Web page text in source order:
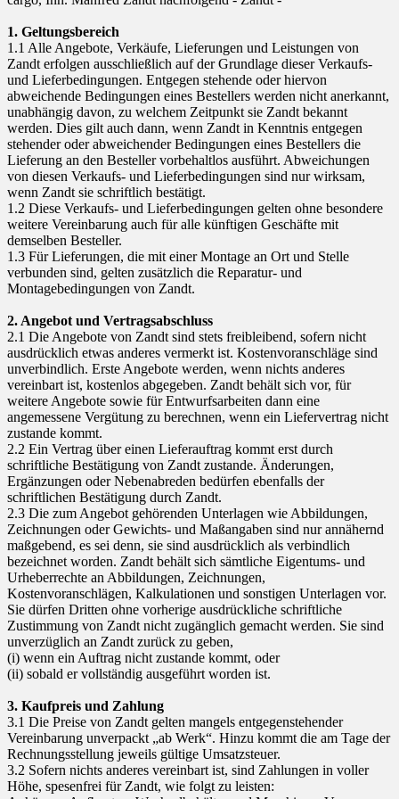
1. Geltungsbereich
1.1 Alle Angebote, Verkäufe, Lieferungen und Leistungen von
Zandt erfolgen ausschließlich auf der Grundlage dieser Verkaufs-
und Lieferbedingungen. Entgegen stehende oder hiervon
abweichende Bedingungen eines Bestellers werden nicht anerkannt,
unabhängig davon, zu welchem Zeitpunkt sie Zandt bekannt
werden. Dies gilt auch dann, wenn Zandt in Kenntnis entgegen
stehender oder abweichender Bedingungen eines Bestellers die
Lieferung an den Besteller vorbehaltlos ausführt. Abweichungen
von diesen Verkaufs- und Lieferbedingungen sind nur wirksam,
wenn Zandt sie schriftlich bestätigt.
1.2 Diese Verkaufs- und Lieferbedingungen gelten ohne besondere
weitere Vereinbarung auch für alle künftigen Geschäfte mit
demselben Besteller.
1.3 Für Lieferungen, die mit einer Montage an Ort und Stelle
verbunden sind, gelten zusätzlich die Reparatur- und
Montagebedingungen von Zandt.
2. Angebot und Vertragsabschluss
2.1 Die Angebote von Zandt sind stets freibleibend, sofern nicht
ausdrücklich etwas anderes vermerkt ist. Kostenvoranschläge sind
unverbindlich. Erste Angebote werden, wenn nichts anderes
vereinbart ist, kostenlos abgegeben. Zandt behält sich vor, für
weitere Angebote sowie für Entwurfsarbeiten dann eine
angemessene Vergütung zu berechnen, wenn ein Liefervertrag nicht
zustande kommt.
2.2 Ein Vertrag über einen Lieferauftrag kommt erst durch
schriftliche Bestätigung von Zandt zustande. Änderungen,
Ergänzungen oder Nebenabreden bedürfen ebenfalls der
schriftlichen Bestätigung durch Zandt.
2.3 Die zum Angebot gehörenden Unterlagen wie Abbildungen,
Zeichnungen oder Gewichts- und Maßangaben sind nur annähernd
maßgebend, es sei denn, sie sind ausdrücklich als verbindlich
bezeichnet worden. Zandt behält sich sämtliche Eigentums- und
Urheberrechte an Abbildungen, Zeichnungen,
Kostenvoranschlägen, Kalkulationen und sonstigen Unterlagen vor.
Sie dürfen Dritten ohne vorherige ausdrückliche schriftliche
Zustimmung von Zandt nicht zugänglich gemacht werden. Sie sind
unverzüglich an Zandt zurück zu geben,
(i) wenn ein Auftrag nicht zustande kommt, oder
(ii) sobald er vollständig ausgeführt worden ist.
3. Kaufpreis und Zahlung
3.1 Die Preise von Zandt gelten mangels entgegenstehender
Vereinbarung unverpackt „ab Werk“. Hinzu kommt die am Tage der
Rechnungsstellung jeweils gültige Umsatzsteuer.
3.2 Sofern nichts anderes vereinbart ist, sind Zahlungen in voller
Höhe, spesenfrei für Zandt, wie folgt zu leisten: